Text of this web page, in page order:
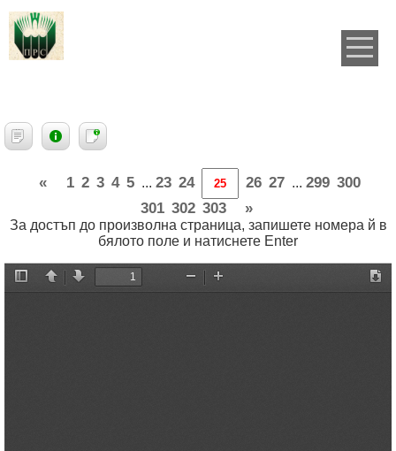
« 1 2 3 4 5 ... 23 24 26 27 ... 299 300
301 302 303 »
За достъп до произволна страница, запишете номера й в
бялото поле и натиснете Enter